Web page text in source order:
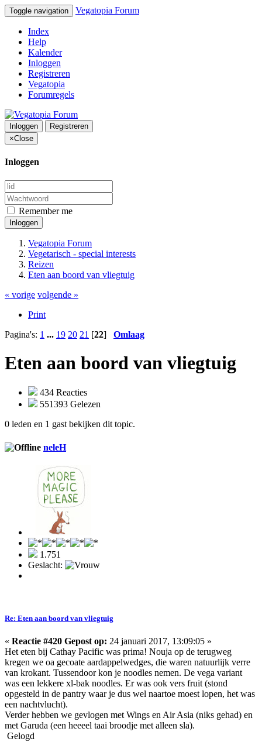
Toggle navigation Vegatopia Forum
Index
Help
Kalender
Inloggen
Registreren
Vegatopia
Forumregels
Inloggen
Registreren
×Close
Inloggen
Remember me
Inloggen
Vegatopia Forum
Vegetarisch - special interests
Reizen
Eten aan boord van vliegtuig
« vorige volgende »
Print
Pagina's: 1 ... 19 20 21 [22] Omlaag
Eten aan boord van vliegtuig
434 Reacties
551393 Gelezen
0 leden en 1 gast bekijken dit topic.
neleH
1.751
Geslacht:
Re: Eten aan boord van vliegtuig
« Reactie #420 Gepost op: 24 januari 2017, 13:09:05 »
Het eten bij Cathay Pacific was prima! Nouja op de terugweg
kregen we oa gecoate aardappelwedges, die waren natuurlijk verre
van krokant. Tussendoor kon je noodles nemen. De vega variant
was een lekkere xl-bak noodles. Er was ook vers fruit (stond
opgesteld in de pantry waar je dus wel naartoe moest lopen, het was
een nachtvlucht).
Verder hebben we gevlogen met Wings en Air Asia (niks gehad) en
met Garuda (een heeeel taai broodje met alleen sla).
Gelogd